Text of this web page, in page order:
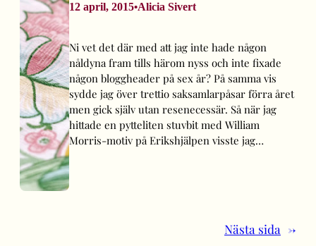
12 april, 2015•Alicia Sivert
Ni vet det där med att jag inte hade någon
nåldyna fram tills härom nyss och inte fixade
någon bloggheader på sex år? På samma vis
sydde jag över trettio saksamlarpåsar förra året
men gick själv utan resenecessär. Så när jag
hittade en pytteliten stuvbit med William
Morris-motiv på Erikshjälpen visste jag…
Nästa sida →